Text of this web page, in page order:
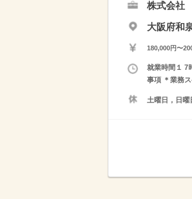
株式会社
大阪府和
180,000円〜
就業時間１ 7
事項 ＊業務
土曜日，日曜